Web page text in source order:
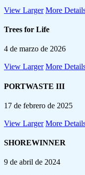
View Larger More
Trees for Life
4 de marzo de 2026
View Larger More
PORTWASTE III
17 de febrero de 2025
View Larger More
SHOREWINNER
9 de abril de 2024